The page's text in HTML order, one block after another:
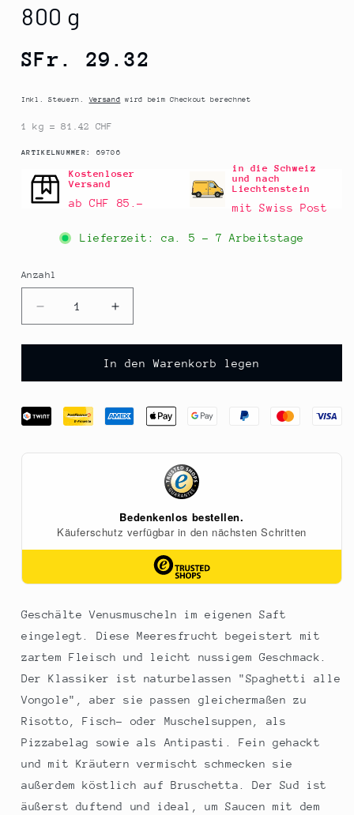
800 g
Normaler
SFr. 29.32
Inkl. Steuern.Versand wird beim Checkout berechnet
1 kg = 81.42 CHF
ARTIKELNUMMER: SKU:
69706
Kostenloser
Versand
ab CHF 85.–
in die Schweiz
und nach
Liechtenstein
mit Swiss Post
Lieferzeit: ca. 5 - 7 Arbeitstage
Anzahl
Anzahl
Verringere
die
Menge
Vongole
(Venusmuscheln),
natur,
Erhöhe
die
Menge
für
Vongole
(Venusmuscheln),
natur,
In den Warenkorb legen
Geschälte Venusmuscheln im eigenen Saft
eingelegt. Diese Meeresfrucht begeistert mit
zartem Fleisch und leicht nussigem Geschmack.
Der Klassiker ist naturbelassen "Spaghetti alle
Vongole", aber sie passen gleichermaßen zu
Risotto, Fisch- oder Muschelsuppen, als
Pizzabelag sowie als Antipasti. Fein gehackt
und mit Kräutern vermischt schmecken sie
außerdem köstlich auf Bruschetta. Der Sud ist
äußerst duftend und ideal, um Saucen mit dem